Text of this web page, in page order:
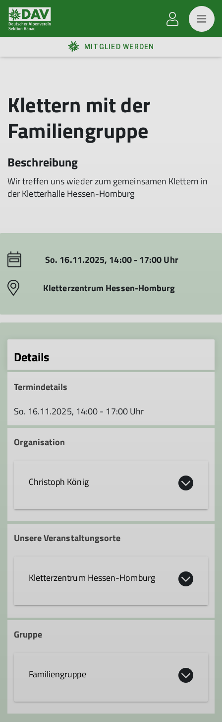
MITGLIED WERDEN
Klettern mit der
Familiengruppe
Beschreibung
Wir treffen uns wieder zum gemeinsamen Klettern in
der Kletterhalle Hessen-Homburg
So. 16.11.2025, 14:00 - 17:00 Uhr
Kletterzentrum Hessen-Homburg
Details
Termindetails
So. 16.11.2025, 14:00 - 17:00 Uhr
Organisation
Christoph König
christoph.koenig@dav-hanau.de
Unsere Veranstaltungsorte
Kletterzentrum Hessen-Homburg
Curt-Möbius-Straße 1
Gruppe
Familiengruppe
In unsere Familiengruppe kommen